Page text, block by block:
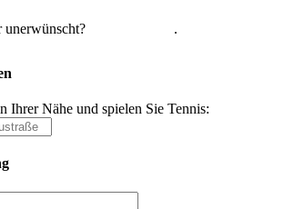
unerwünscht? .
Ihrer Nähe und spielen Sie Tennis: